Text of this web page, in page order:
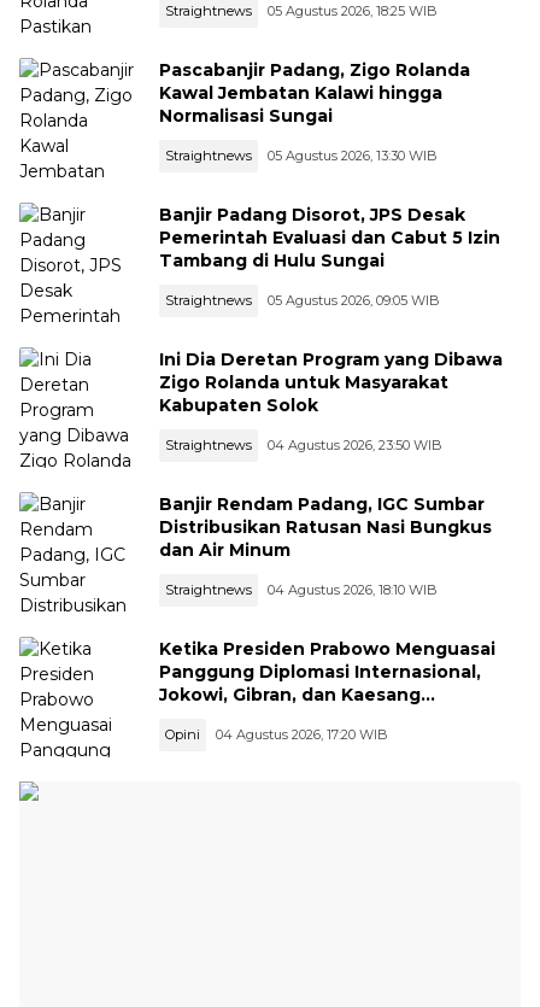
Straightnews 05 Agustus 2026, 18:25 WIB
Pascabanjir Padang, Zigo Rolanda
Kawal Jembatan Kalawi hingga
Normalisasi Sungai
Straightnews 05 Agustus 2026, 13:30 WIB
Banjir Padang Disorot, JPS Desak
Pemerintah Evaluasi dan Cabut 5 Izin
Tambang di Hulu Sungai
Straightnews 05 Agustus 2026, 09:05 WIB
Ini Dia Deretan Program yang Dibawa
Zigo Rolanda untuk Masyarakat
Kabupaten Solok
Straightnews 04 Agustus 2026, 23:50 WIB
Banjir Rendam Padang, IGC Sumbar
Distribusikan Ratusan Nasi Bungkus
dan Air Minum
Straightnews 04 Agustus 2026, 18:10 WIB
Ketika Presiden Prabowo Menguasai
Panggung Diplomasi Internasional,
Jokowi, Gibran, dan Kaesang
Opini 04 Agustus 2026, 17:20 WIB